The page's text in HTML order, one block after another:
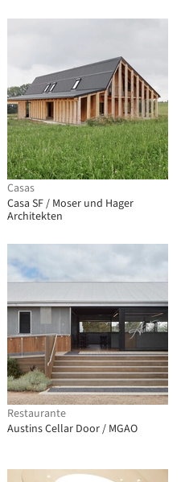
Casas
Casa SF / Moser und Hager
Architekten
Restaurante
Austins Cellar Door / MGAO